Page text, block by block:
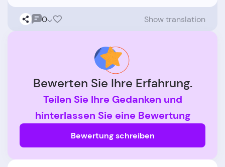
0 Show translation
Bewerten Sie Ihre Erfahrung.
Teilen Sie Ihre Gedanken und
hinterlassen Sie eine Bewertung
Bewertung schreiben